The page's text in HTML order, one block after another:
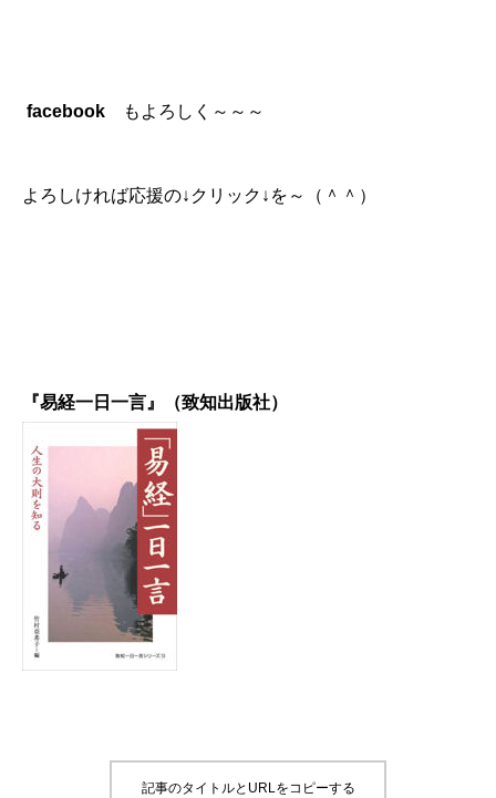
facebook もよろしく～～～
よろしければ応援の↓クリック↓を～（＾＾）
『易経一日一言』（致知出版社）
記事のタイトルとURLをコピーする